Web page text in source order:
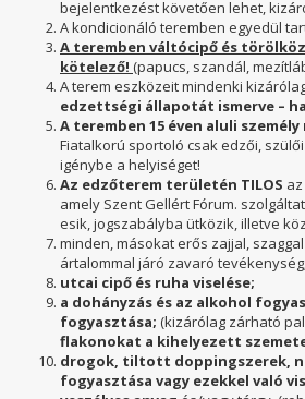
bejelentkezést követően lehet,
A kondicionáló teremben egyedül
A teremben váltócipő és
kötelező! (papucs, szandál,
A terem eszközeit mindenki
edzettségi állapotát ismerve –
A teremben 15 éven aluli
Fiatalkorú sportoló csak edzői,
igénybe a helyiséget!
Az edzőterem területén TILOS
amely Szent Gellért Fórum.
esik, jogszabályba ütközik, illetve
minden, másokat erős zajjal,
ártalommal járó zavaró tevékenység;
utcai cipő és ruha viselése;
a dohányzás és az alkohol
fogyasztása; (kizárólag zárható
flakonokat a kihelyezett
drogok, tiltott doppingszerek,
fogyasztása vagy ezekkel való